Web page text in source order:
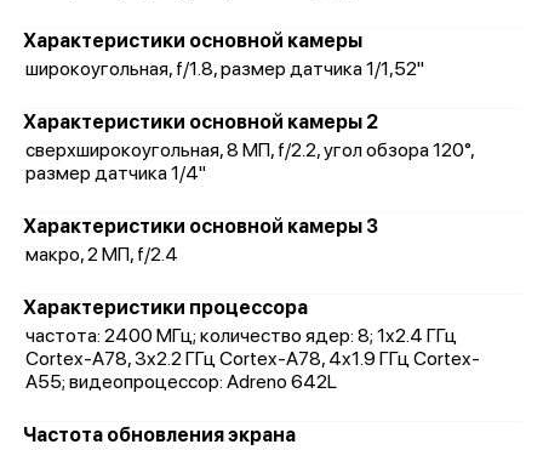
Характеристики основной камеры
широкоугольная, f/1.8, размер датчика 1/1,52"
Характеристики основной камеры 2
сверхширокоугольная, 8 МП, f/2.2, угол обзора 120°,
размер датчика 1/4"
Характеристики основной камеры 3
макро, 2 МП, f/2.4
Характеристики процессора
частота: 2400 МГц; количество ядер: 8; 1x2.4 ГГц
Cortex-A78, 3x2.2 ГГц Cortex-A78, 4x1.9 ГГц Cortex-
A55; видеопроцессор: Adreno 642L
Частота обновления экрана